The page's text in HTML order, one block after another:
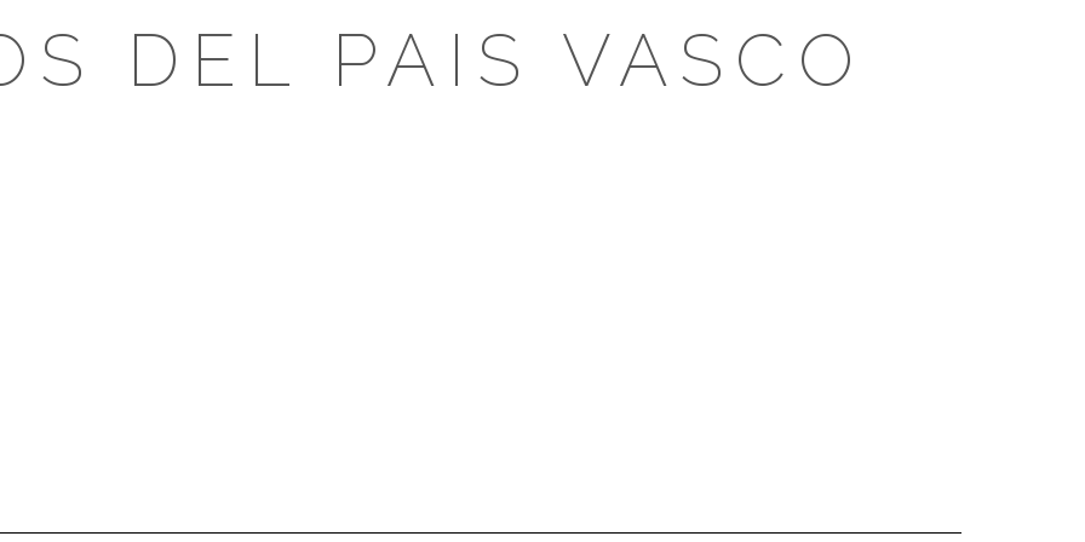
DEL PAIS VASCO